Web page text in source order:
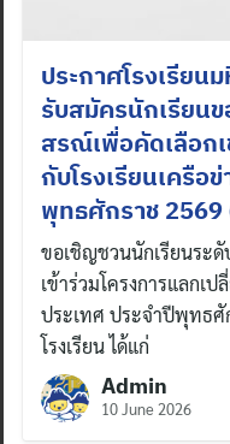
ประกาศโรงเรีย
รับสมัครนักเรียน
สรณ์เพื่อคัดเลือก
กับโรงเรียนเครือ
พุทธศักราช 2569
ขอเชิญชวนนักเรียนระ
เข้าร่วมโครงการแลกเป
ประเทศ ประจำปีพุทธศั
โรงเรียน ได้แก่
Admin
10 June 2026